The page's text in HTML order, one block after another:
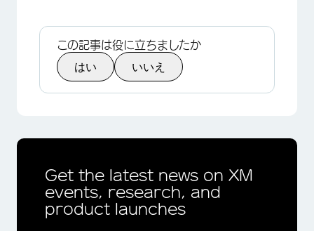
この記事は役に立ちましたか
はい いいえ
Get the latest news on XM
events, research, and
product launches